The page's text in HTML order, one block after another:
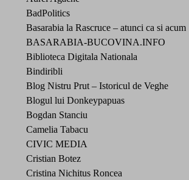
BadPolitics
Basarabia la Rascruce – atunci ca si acum
BASARABIA-BUCOVINA.INFO
Biblioteca Digitala Nationala
Bindiribli
Blog Nistru Prut – Istoricul de Veghe
Blogul lui Donkeypapuas
Bogdan Stanciu
Camelia Tabacu
CIVIC MEDIA
Cristian Botez
Cristina Nichitus Roncea